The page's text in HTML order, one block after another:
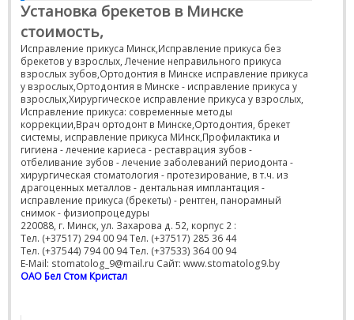
Установка брекетов в Минске
стоимость,
Исправление прикуса Минск,Исправление прикуса без
брекетов у взрослых, Лечение неправильного прикуса
взрослых зубов,Ортодонтия в Минске исправление прикуса
у взрослых,Ортодонтия в Минске - исправление прикуса у
взрослых,Хирургическое исправление прикуса у взрослых,
Исправление прикуса: современные методы
коррекции,Врач ортодонт в Минске,Ортодонтия, брекет
системы, исправление прикуса МИнск,Профилактика и
гигиена - лечение кариеса - реставрация зубов -
отбеливание зубов - лечение заболеваний периодонта -
хирургическая стоматология - протезирование, в т.ч. из
драгоценных металлов - дентальная имплантация -
исправление прикуса (брекеты) - рентген, панорамный
снимок - физиопроцедуры
220088, г. Минск, ул. Захарова д. 52, корпус 2 :
Тел. (+37517) 294 00 94 Тел. (+37517) 285 36 44
Тел. (+37544) 794 00 94 Тел. (+37533) 364 00 94
E-Mail: stomatolog_9@mail.ru Сайт: www.stomatolog9.by
ОАО Бел Стом Кристал